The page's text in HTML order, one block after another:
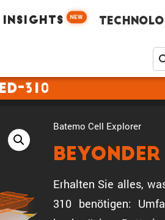
INSIGHTS NEW
310
Batemo Cell Explorer
Beyonder
Erhalten Sie alles,
310 benötigen: